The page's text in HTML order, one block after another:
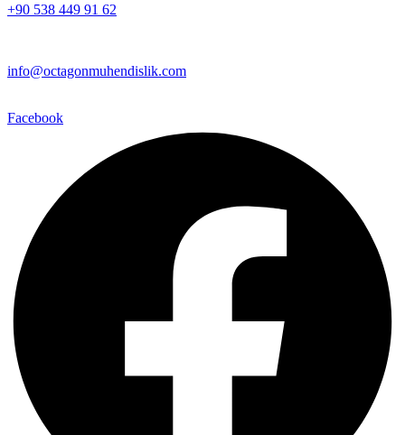
+90 538 449 91 62
info@octagonmuhendislik.com
Facebook